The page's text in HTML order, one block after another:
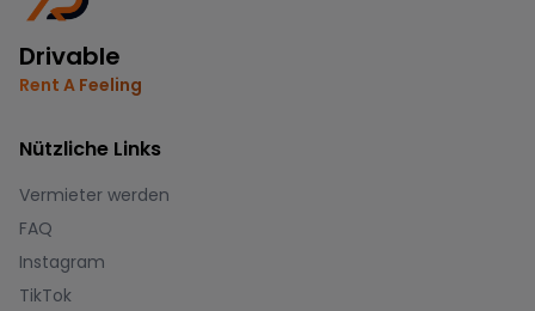
Drivable
Rent A Feeling
Nützliche Links
Vermieter werden
FAQ
Instagram
TikTok